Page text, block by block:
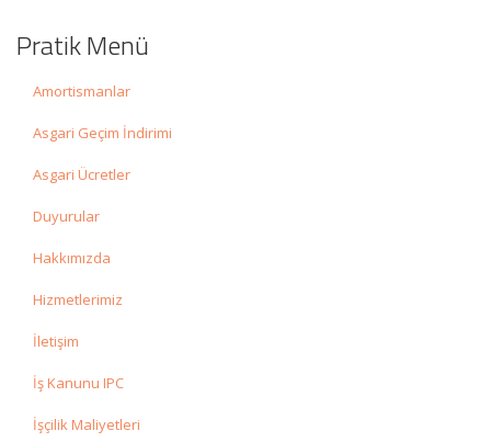
Pratik Menü
Amortismanlar
Asgari Geçim İndirimi
Asgari Ücretler
Duyurular
Hakkımızda
Hizmetlerimiz
İletişim
İş Kanunu IPC
İşçilik Maliyetleri